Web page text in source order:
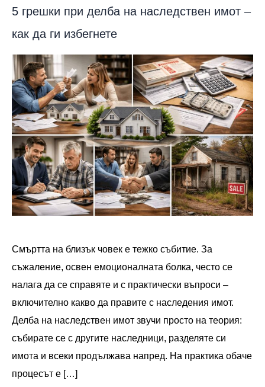
5 грешки при делба на наследствен имот –
как да ги избегнете
Смъртта на близък човек е тежко събитие. За
съжаление, освен емоционалната болка, често се
налага да се справяте и с практически въпроси –
включително какво да правите с наследения имот.
Делба на наследствен имот звучи просто на теория:
събирате се с другите наследници, разделяте си
имота и всеки продължава напред. На практика обаче
процесът е […]